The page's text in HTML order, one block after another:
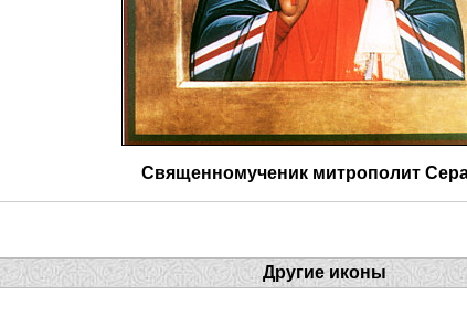
Священномученик митрополит
Другие иконы